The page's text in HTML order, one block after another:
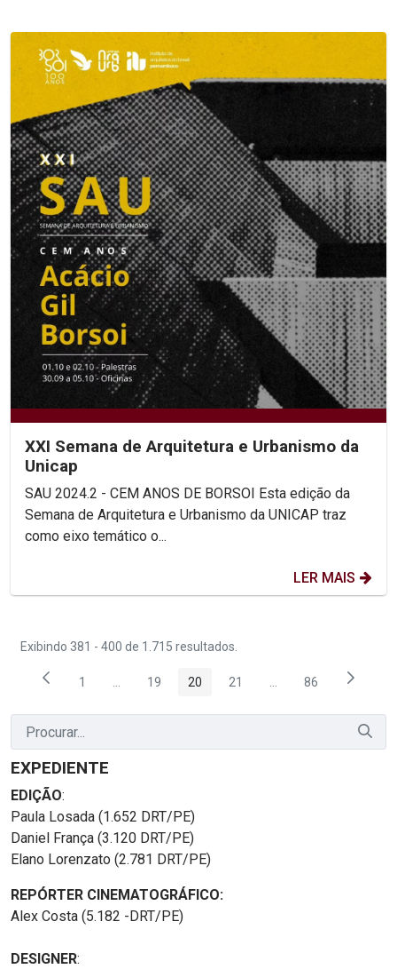
XXI Semana de Arquitetura e Urbanismo da
Unicap
SAU 2024.2 - CEM ANOS DE BORSOI Esta edição da
Semana de Arquitetura e Urbanismo da UNICAP traz
como eixo temático o...
LER MAIS
Exibindo 381 - 400 de 1.715 resultados.
Página
1 Páginas intermediárias Usar ABA para navegar.
Página
19 Página
20 Página
21 PáginasPágina
86
EXPEDIENTE
EDIÇÃO:
Paula Losada (1.652 DRT/PE)
Daniel França (3.120 DRT/PE)
Elano Lorenzato (2.781 DRT/PE)
REPÓRTER CINEMATOGRÁFICO:
Alex Costa (5.182 -DRT/PE)
DESIGNER: